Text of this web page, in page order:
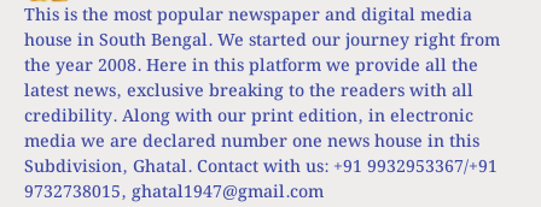
This is the most popular newspaper and digital media
house in South Bengal. We started our journey right from
the year 2008. Here in this platform we provide all the
latest news, exclusive breaking to the readers with all
credibility. Along with our print edition, in electronic
media we are declared number one news house in this
Subdivision, Ghatal. Contact with us: +91 9932953367/+91
9732738015, ghatal1947@gmail.com